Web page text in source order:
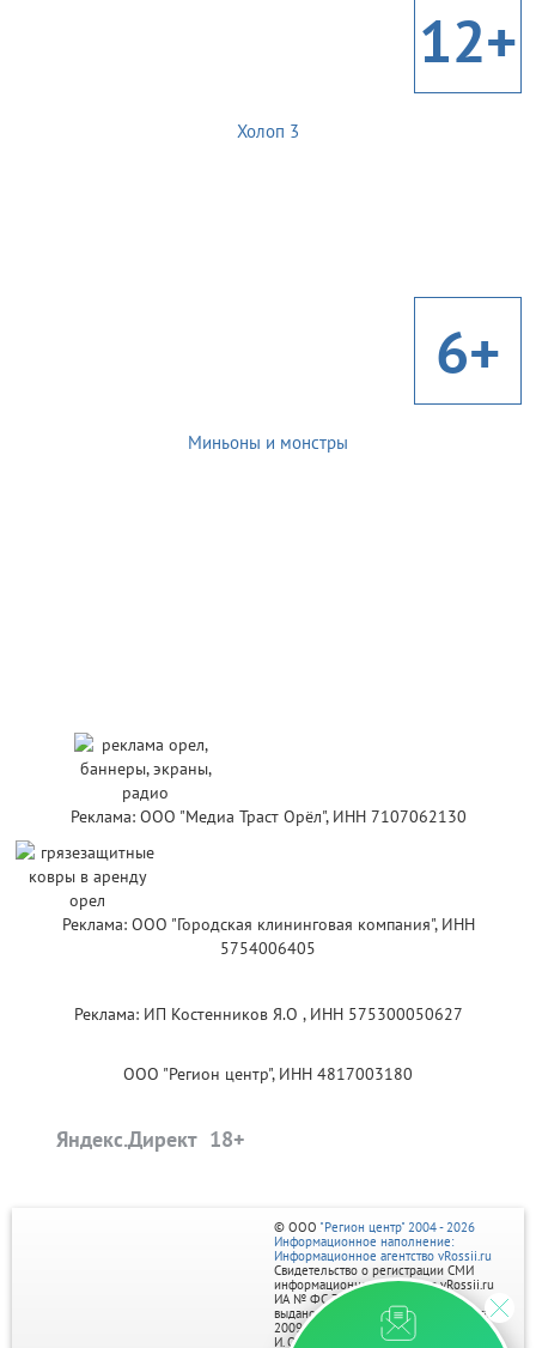
12+
Холоп 3
6+
Миньоны и монстры
Реклама: ООО "Медиа Траст Орёл", ИНН 7107062130
Реклама: ООО "Городская клининговая компания", ИНН
5754006405
Реклама: ИП Костенников Я.О , ИНН 575300050627
ООО "Регион центр", ИНН 4817003180
Яндекс.Директ
© ООО "Регион центр" 2004 - 2026
Информационное наполнение:
Информационное агентство vRossii.ru
Свидетельство о регистрации СМИ
информационного агентства vRossii.ru
ИА № ФС 77‑35502
выдано РОСКОМНАДЗОРом 04 марта
2009г.
И. О. Главного редактора Нарыков А. Н.